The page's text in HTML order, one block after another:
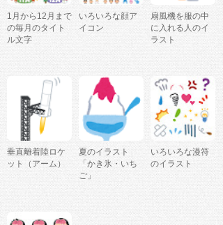
1月から12月まで
の毎月のタイト
ル文字
いろいろな顔ア
イコン
扇風機を服の中
に入れる人のイ
ラスト
垂直離着陸ロケ
ット（アーム）
夏のイラスト
「かき氷・いち
ご」
いろいろな漫符
のイラスト